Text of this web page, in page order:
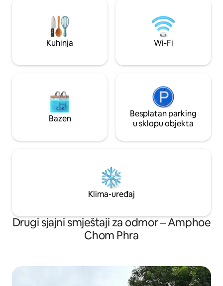
Kuhinja Wi-Fi
Bazen
Besplatan parking
u sklopu objekta
Klima-uređaj
Drugi sjajni smještaji za odmor – Amphoe
Chom Phra